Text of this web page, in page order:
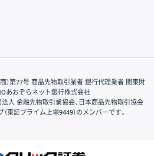
）第77号 商品先物取引業者 銀行代理業者 関東財
あおぞらネット銀行株式会社
法人 金融先物取引業協会、日本商品先物取引協会
東証プライム上場9449）のメンバーです。